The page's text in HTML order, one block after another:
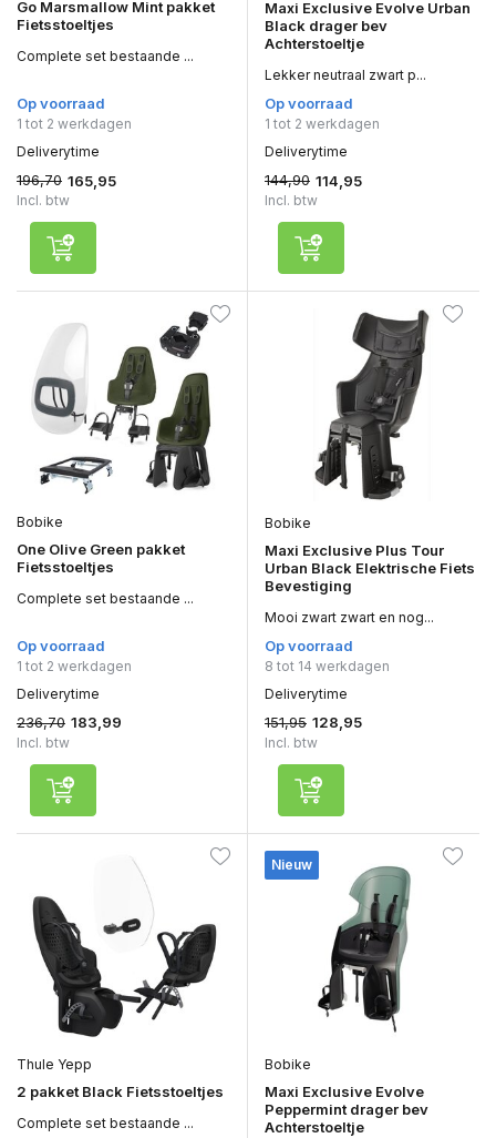
Go Marsmallow Mint pakket
Fietsstoeltjes
Complete set bestaande ...
Op voorraad
1 tot 2 werkdagen
Deliverytime
196,70 165,95
Incl. btw
Maxi Exclusive Evolve Urban
Black drager bev
Achterstoeltje
Lekker neutraal zwart p...
Op voorraad
1 tot 2 werkdagen
Deliverytime
144,90 114,95
Incl. btw
Bobike
One Olive Green pakket
Fietsstoeltjes
Complete set bestaande ...
Op voorraad
1 tot 2 werkdagen
Deliverytime
236,70 183,99
Incl. btw
Bobike
Maxi Exclusive Plus Tour
Urban Black Elektrische Fiets
Bevestiging
Mooi zwart zwart en nog...
Op voorraad
8 tot 14 werkdagen
Deliverytime
151,95 128,95
Incl. btw
Thule Yepp
2 pakket Black Fietsstoeltjes
Complete set bestaande ...
Nieuw
Bobike
Maxi Exclusive Evolve
Peppermint drager bev
Achterstoeltje